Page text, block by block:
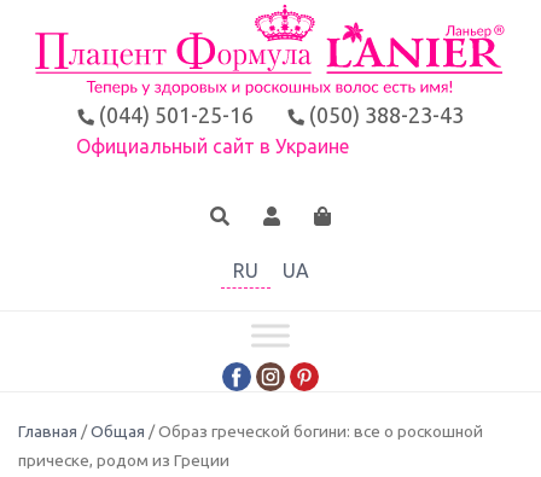
(044) 501-25-16 (050) 388-23-43
Официальный сайт в Украине
RU UA
Главная /Общая / Образ греческой богини: все о роскошной
прическе, родом из Греции